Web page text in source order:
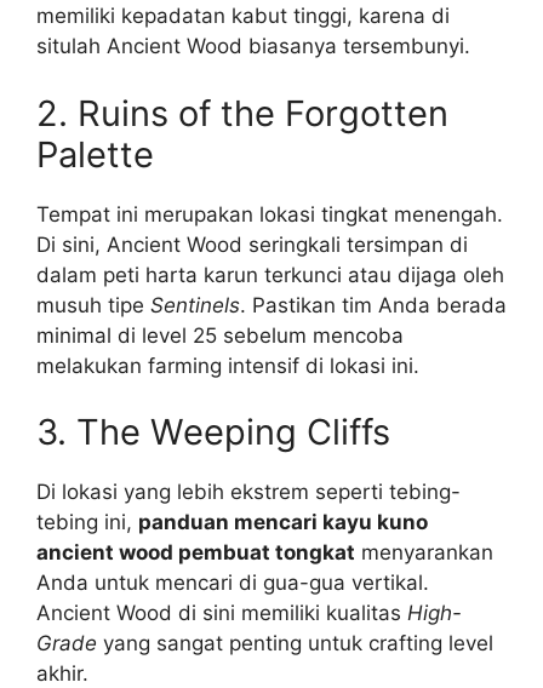
memiliki kepadatan kabut tinggi, karena di
situlah Ancient Wood biasanya tersembunyi.
2. Ruins of the Forgotten
Palette
Tempat ini merupakan lokasi tingkat menengah.
Di sini, Ancient Wood seringkali tersimpan di
dalam peti harta karun terkunci atau dijaga oleh
musuh tipe Sentinels. Pastikan tim Anda berada
minimal di level 25 sebelum mencoba
melakukan farming intensif di lokasi ini.
3. The Weeping Cliffs
Di lokasi yang lebih ekstrem seperti tebing-
tebing ini, panduan mencari kayu kuno
ancient wood pembuat tongkat menyarankan
Anda untuk mencari di gua-gua vertikal.
Ancient Wood di sini memiliki kualitas High-
Grade yang sangat penting untuk crafting level
akhir.